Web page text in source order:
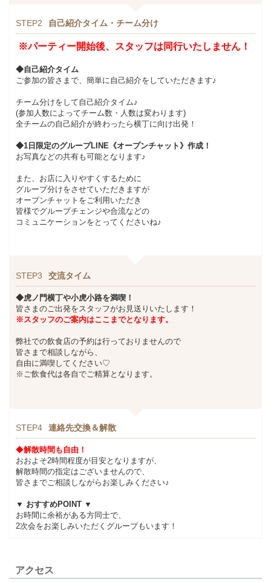
STEP2 自己紹介タイム・チーム分け
※パーティー開始後、スタッフは同行いたしません！
◆自己紹介タイム
ご参加の皆さまで、簡単に自己紹介をしていただきます♪
チーム分けをして自己紹介タイム♪
(参加人数によってチーム数・人数は変わります)
全チームの自己紹介が終わったら横丁に向け出発！
◆1日限定のグループLINE《オープンチャット》作成！
お写真などの共有も可能となります♪
また、お店に入りやすくするために
グループ分けをさせていただきますが
オープンチャットをご利用いただき
皆様でグループチェンジや合流などの
コミュニケーションをとってくださいね♪
STEP3 交流タイム
◆虎ノ門横丁や小虎小路を満喫！
皆さまのご出発をスタッフがお見送りいたします！
※スタッフのご案内はここまでとなります。
弊社での飲食店の予約は行っておりませんので
皆さまで相談しながら、
自由に満喫してください♡
※ご飲食代は各自でご精算となります。
STEP4 連絡先交換＆解散
◆解散時間も自由！
おおよそ2時間程度が目安となりますが、
解散時間の指定はございませんので、
皆さまでご相談しながらお楽しみください♪
▼ おすすめPOINT ▼
お時間に余裕がある方同士で、
2次会をお楽しみいただくグループもいます！
アクセス